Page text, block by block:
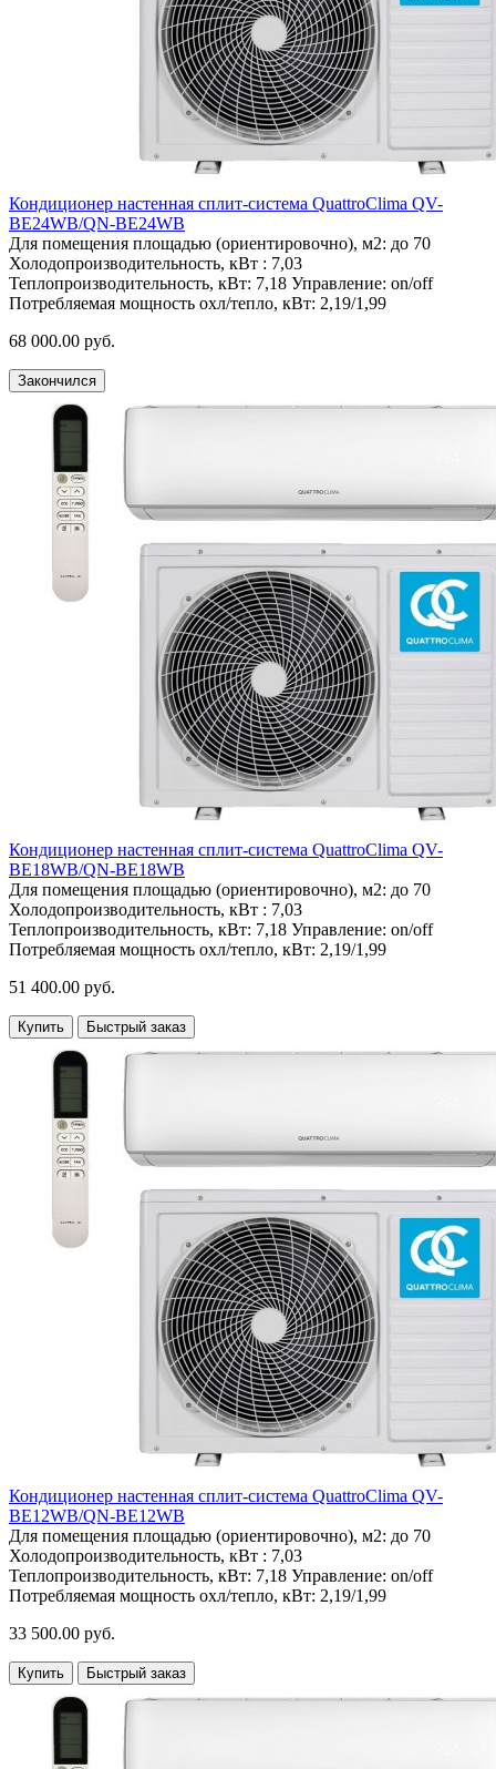
Кондиционер настенная сплит-система QuattroClima QV-
BE24WB/QN-BE24WB
Для помещения площадью (ориентировочно), м2: до 70
Холодопроизводительность, кВт : 7,03
Теплопроизводительность, кВт: 7,18 Управление: on/off
Потребляемая мощность охл/тепло, кВт: 2,19/1,99
68 000.00 руб.
Закончился
Кондиционер настенная сплит-система QuattroClima QV-
BE18WB/QN-BE18WB
Для помещения площадью (ориентировочно), м2: до 70
Холодопроизводительность, кВт : 7,03
Теплопроизводительность, кВт: 7,18 Управление: on/off
Потребляемая мощность охл/тепло, кВт: 2,19/1,99
51 400.00 руб.
Купить Быстрый заказ
Кондиционер настенная сплит-система QuattroClima QV-
BE12WB/QN-BE12WB
Для помещения площадью (ориентировочно), м2: до 70
Холодопроизводительность, кВт : 7,03
Теплопроизводительность, кВт: 7,18 Управление: on/off
Потребляемая мощность охл/тепло, кВт: 2,19/1,99
33 500.00 руб.
Купить Быстрый заказ